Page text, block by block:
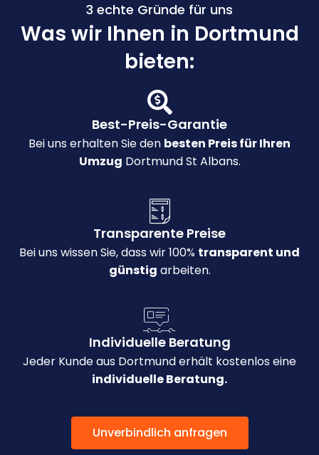
3 echte Gründe für uns
Was wir Ihnen in Dortmund
bieten:
Best-Preis-Garantie
Bei uns erhalten Sie den besten Preis für Ihren
Umzug Dortmund St Albans.
Transparente Preise
Bei uns wissen Sie, dass wir 100% transparent und
günstig arbeiten.
Individuelle Beratung
Jeder Kunde aus Dortmund erhält kostenlos eine
individuelle Beratung.
Unverbindlich anfragen